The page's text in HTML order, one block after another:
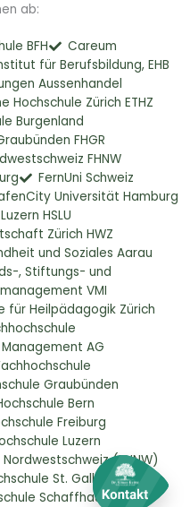
ab:
BFH
Careum
für Berufsbildung, EHB
Aussenhandel
Hochschule Zürich ETHZ
Burgenland
FHGR
FHNW
FernUni Schweiz
Universität Hamburg
HSLU
Zürich HWZ
und Soziales Aarau
, Stiftungs- und
VMI
für Heilpädagogik Zürich
AG
Graubünden
Bern
Freiburg
Luzern
(FHNW)
St. Gallen
Schaffhausen